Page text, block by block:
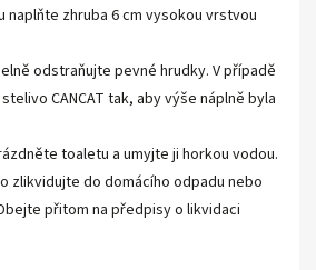
zhruba 6 cm vysokou vrstvou
odstraňujte pevné hrudky. V případě
CANCAT tak, aby výše náplně byla
toaletu a umyjte ji horkou vodou.
zlikvidujte do domácího odpadu nebo
přitom na předpisy o likvidaci